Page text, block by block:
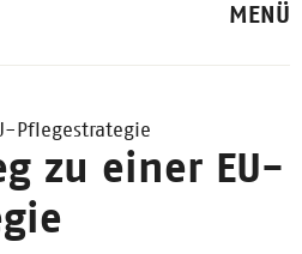
MENÜ
Pflegestrategie
zu einer EU-